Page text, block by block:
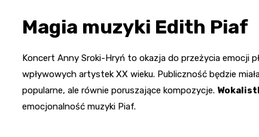
Magia muzyki Edith Piaf
Koncert Anny Sroki-Hryń to okazja do przeżycia emocji
wpływowych artystek XX wieku. Publiczność będzie
popularne, ale równie poruszające kompozycje.
emocjonalność muzyki Piaf.